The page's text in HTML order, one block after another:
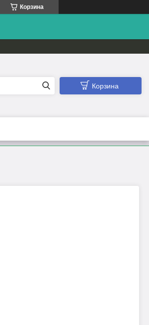
Корзина
Корзина